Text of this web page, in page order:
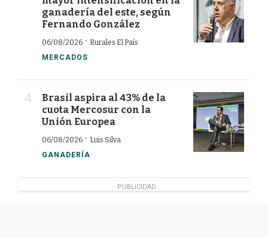
ganadería del este, según
Fernando González
06/08/2026 · Rurales El País
MERCADOS
Brasil aspira al 43% de la
cuota Mercosur con la
Unión Europea
06/08/2026 · Luis Silva
GANADERÍA
PUBLICIDAD